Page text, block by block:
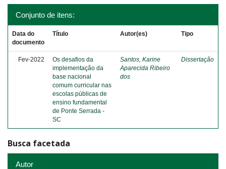
Conjunto de itens:
Data do
documento
Título Autor(es) Tipo
Fev-2022
Os desafios da
implementação da
base nacional
comum curricular nas
escolas públicas de
ensino fundamental
de Ponte Serrada -
SC
Santos, Karine
Aparecida Ribeiro
dos
Dissertação
Busca facetada
Autor